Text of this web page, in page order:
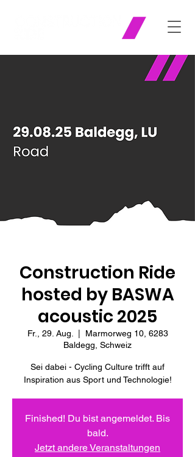
Construction Ride
hosted by BASWA
acoustic 2025
Fr., 29. Aug.
Marmorweg 10, 6283
Baldegg, Schweiz
Sei dabei - Cycling Culture trifft auf
Inspiration aus Sport und Technologie!
Finished! Du bist angemeldet. Bis
bald.
Jetzt andere Veranstaltungen